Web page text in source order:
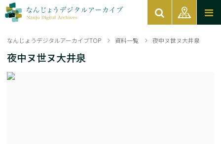
なんじょうデジタルアーカイブTOP 資料一覧 夜中ヌ世ヌ大井泉
夜中ヌ世ヌ大井泉